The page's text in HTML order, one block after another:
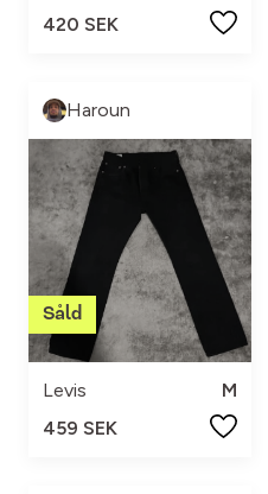
420 SEK
Haroun
Levis
M
459 SEK